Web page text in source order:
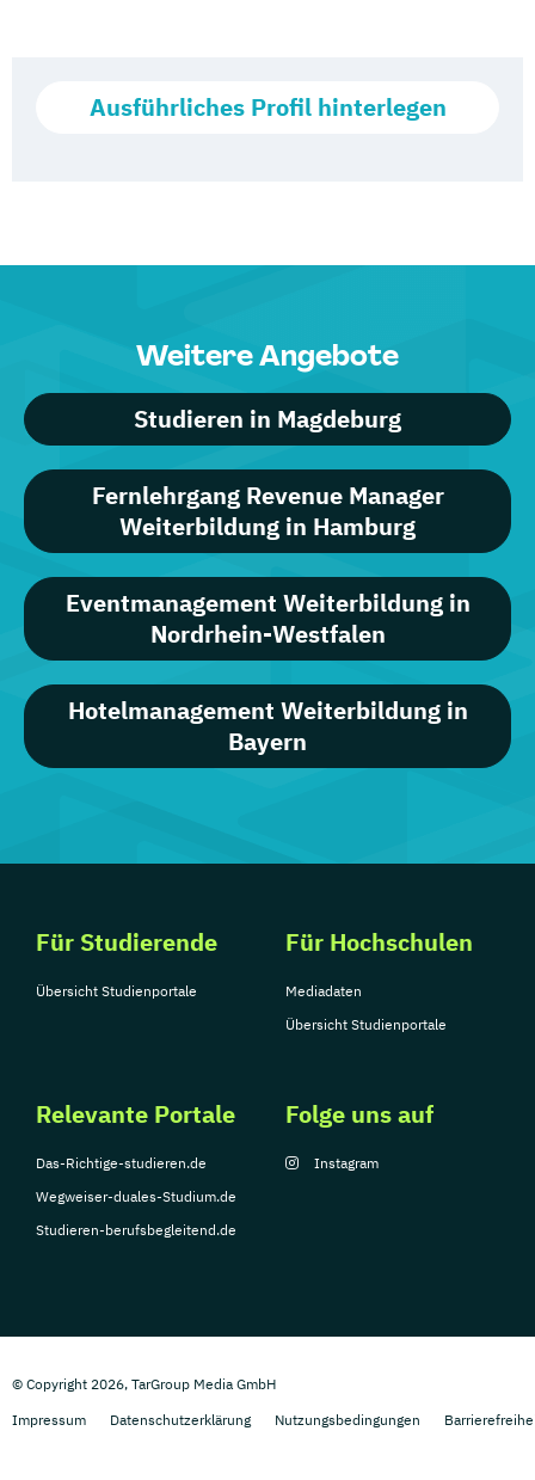
Ausführliches Profil hinterlegen
Weitere Angebote
Studieren in Magdeburg
Fernlehrgang Revenue Manager
Weiterbildung in Hamburg
Eventmanagement Weiterbildung in
Nordrhein-Westfalen
Hotelmanagement Weiterbildung in
Bayern
Für Studierende
Übersicht Studienportale
Für Hochschulen
Mediadaten
Übersicht Studienportale
Relevante Portale
Das-Richtige-studieren.de
Wegweiser-duales-Studium.de
Studieren-berufsbegleitend.de
Folge uns auf
Instagram
© Copyright 2026, TarGroup Media GmbH
Impressum
Datenschutzerklärung Nutzungsbedingungen